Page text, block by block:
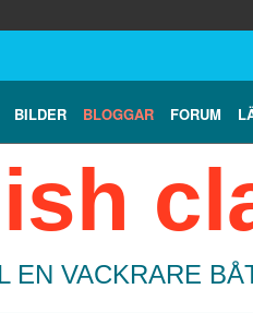
BILDER BLOGGAR FORUM
EN VACKRARE